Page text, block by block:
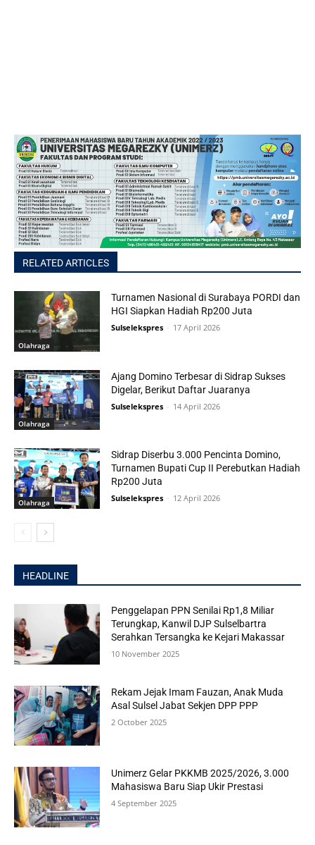
RELATED ARTICLES
Olahraga
Turnamen Nasional di Surabaya PORDI dan
HGI Siapkan Hadiah Rp200 Juta
Sulselekspres - 17 April 2026
Olahraga
Ajang Domino Terbesar di Sidrap Sukses
Digelar, Berikut Daftar Juaranya
Sulselekspres - 14 April 2026
Olahraga
Sidrap Diserbu 3.000 Pencinta Domino,
Turnamen Bupati Cup II Perebutkan Hadiah
Rp200 Juta
Sulselekspres - 12 April 2026
HEADLINE
Penggelapan PPN Senilai Rp1,8 Miliar
Terungkap, Kanwil DJP Sulselbartra
Serahkan Tersangka ke Kejari Makassar
10 November 2025
Rekam Jejak Imam Fauzan, Anak Muda
Asal Sulsel Jabat Sekjen DPP PPP
2 October 2025
Unimerz Gelar PKKMB 2025/2026, 3.000
Mahasiswa Baru Siap Ukir Prestasi
4 September 2025